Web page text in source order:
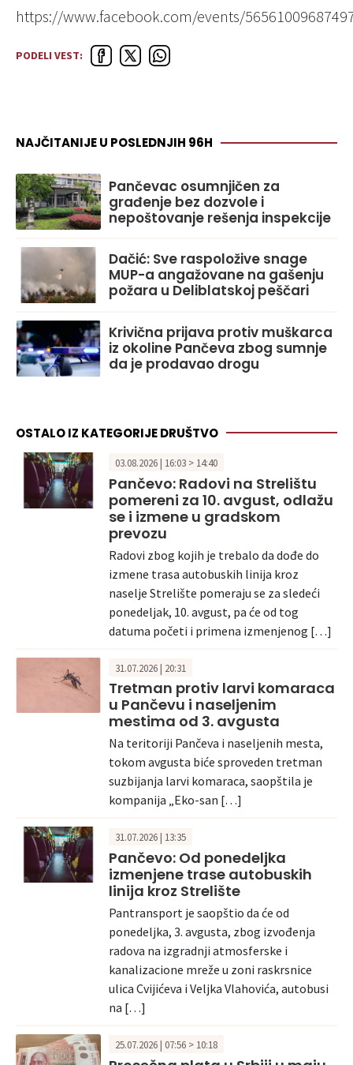
https://www.facebook.com/events/
PODELI VEST:
NAJČITANIJE U POSLEDNJIH 96H
Pančevac osumnjičen za
građenje bez dozvole i
nepoštovanje rešenja inspekcije
Dačić: Sve raspoložive snage
MUP-a angažovane na gašenju
požara u Deliblatskoj peščari
Krivična prijava protiv muškarca
iz okoline Pančeva zbog sumnje
da je prodavao drogu
OSTALO IZ KATEGORIJE DRUŠTVO
03.08.2026 | 16:03 > 14:40
Pančevo: Radovi na Strelištu
pomereni za 10. avgust, odlažu
se i izmene u gradskom
prevozu
Radovi zbog kojih je trebalo da dođe do
izmene trasa autobuskih linija kroz
naselje Strelište pomeraju se za sledeći
ponedeljak, 10. avgust, pa će od tog
datuma početi i primena izmenjenog […]
31.07.2026 | 20:31
Tretman protiv larvi komaraca
u Pančevu i naseljenim
mestima od 3. avgusta
Na teritoriji Pančeva i naseljenih mesta,
tokom avgusta biće sproveden tretman
suzbijanja larvi komaraca, saopštila je
kompanija „Eko-san […]
31.07.2026 | 13:35
Pančevo: Od ponedeljka
izmenjene trase autobuskih
linija kroz Strelište
Pantransport je saopštio da će od
ponedeljka, 3. avgusta, zbog izvođenja
radova na izgradnji atmosferske i
kanalizacione mreže u zoni raskrsnice
ulica Cvijićeva i Veljka Vlahovića, autobusi
na […]
25.07.2026 | 07:56 > 10:18